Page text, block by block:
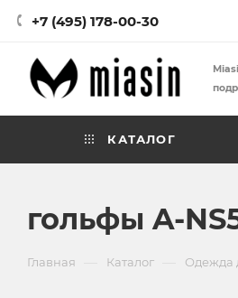
+7 (495) 178-00-30
КАТАЛОГ
гольфы A-
Главная Каталог Одежда